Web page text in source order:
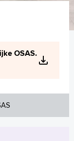
OSAS.